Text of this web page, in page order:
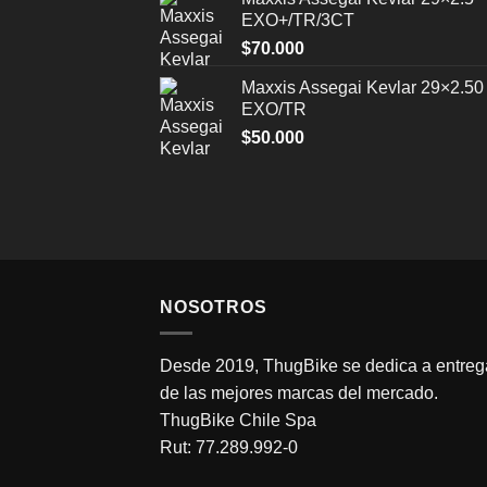
EXO+/TR/3CT
$70.000
Maxxis Assegai Kevlar 29×2.50
EXO/TR
$50.000
NOSOTROS
Desde 2019, ThugBike se dedica a
de las mejores marcas del mercado.
ThugBike Chile Spa
Rut: 77.289.992-0